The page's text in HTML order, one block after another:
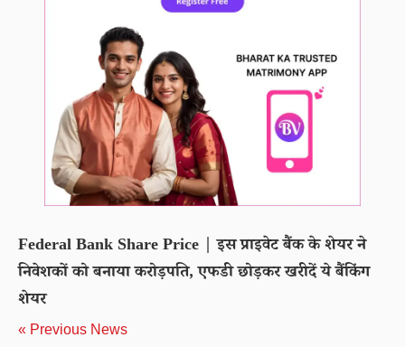
Federal Bank Share Price | इस प्राइवेट बैंक के शेयर ने
निवेशकों को बनाया करोड़पति, एफडी छोड़कर खरीदें ये बैंकिंग
शेयर
« Previous News